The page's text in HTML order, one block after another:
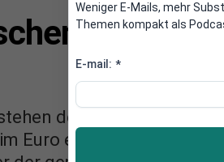
den Institutionen der
Euro ein persönliches
Weniger E-Mails, mehr
Themen kompakt als
E-mail: *